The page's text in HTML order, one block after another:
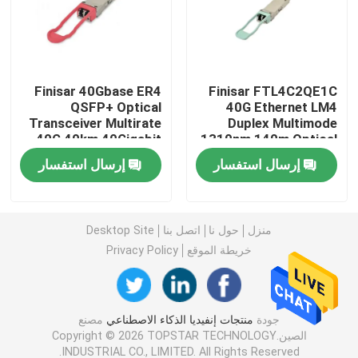
وحدة 10G SFP
جهاز الإرسال والاستقبال البصري Finisar
مفتاح Brocade SAN
رخصة بروكيد POD
Finisar FTL4C2QE1C
40G Ethernet LM4
Duplex Multimode
1310nm 140m Optical
Transceiver Hot
Pluggable Port DC
Fiber Optic Equipment
إرسال استفسار
Finisar 40Gbase ER4
QSFP+ Optical
Transceiver Multirate
40G 40km 40Gigabit
Ethernet Link
40GBASE-ER4 Hot
Pluggable LC
إرسال استفسار
منزل حول نا اتصل بنا
Desktop Site
خريطة الموقع
Privacy Policy
جودة منتجات إنفيديا الذكاء الاصطناعي مصنع
الصين.Copyright © 2026 TOPSTAR TECHNOLOGY
INDUSTRIAL CO., LIMITED. All Rights Reserved.